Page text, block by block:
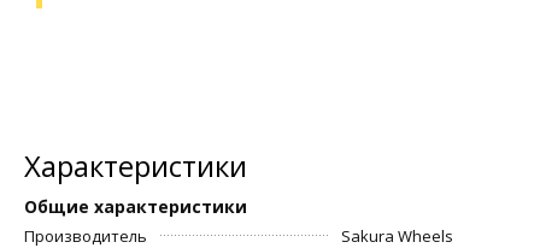
Характеристики
Общие характеристики
Производитель
Sakura Wheels